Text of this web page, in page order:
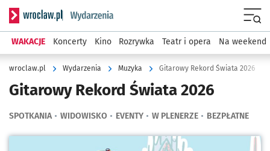
Serwis informacyjny wroclaw.pl podserwis: Wydarzenia
WAKACJE Koncerty Kino Rozrywka Teatr i opera Na weekend
wroclaw.pl Wydarzenia Muzyka Gitarowy Rekord Świata 2026
Gitarowy Rekord Świata 2026
SPOTKANIA WIDOWISKO EVENTY W PLENERZE BEZPŁATNE